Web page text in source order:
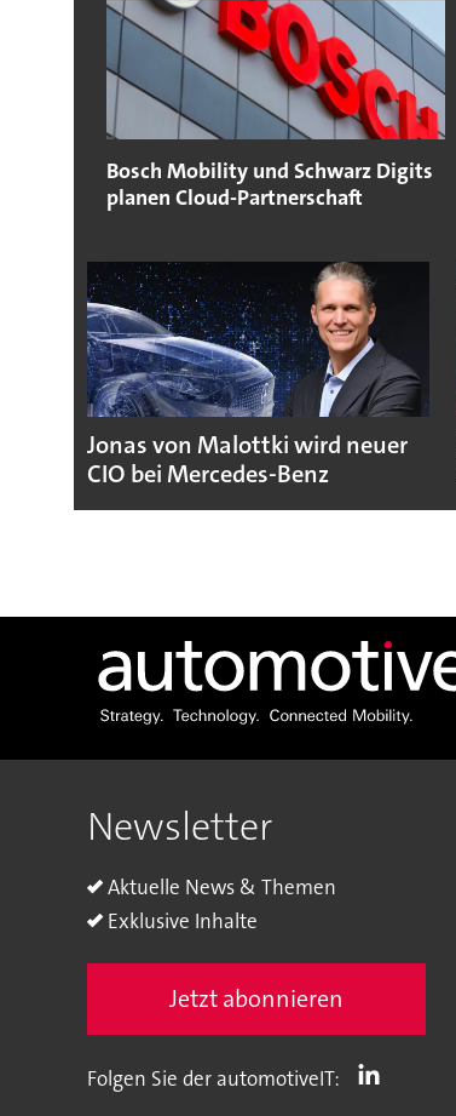
Bosch Mobility und Schwarz Digits
planen Cloud-Partnerschaft
Jonas von Malottki wird neuer
CIO bei Mercedes-Benz
Newsletter
Aktuelle News & Themen
Exklusive Inhalte
Jetzt abonnieren
Folgen Sie der automotiveIT: